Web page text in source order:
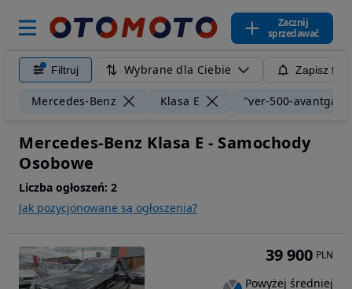
Zacznij
sprzedawać
Filtruj Wybrane dla Ciebie Zapisz
Mercedes-Benz Klasa E "ver-500-
Mercedes-Benz Klasa E - Samochody
Osobowe
Liczba ogłoszeń: 2
Jak pozycjonowane są ogłoszenia?
39 900 PLN
Powyżej średniej